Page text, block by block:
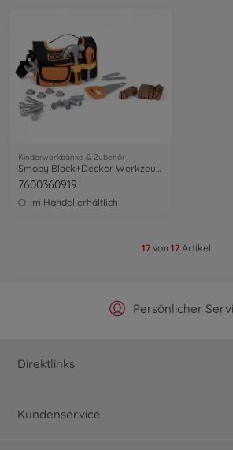
Kinderwerkbänke & Zubehör
Smoby Black+Decker Werkzeugtasche
7600360919
im Handel erhältlich
17 von 17 Artikel
Offizieller Hersteller
Persönlicher
Versandkostenfrei
Schnelle
Direktlinks
Kundenservice